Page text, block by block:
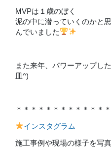
MVPは１歳のぼく
泥の中に潜っていくのかと
んでいました
また来年、パワーアップし
皿^)
＊＊＊＊＊＊＊＊＊＊＊＊
インスタグラム
施工事例や現場の様子を写